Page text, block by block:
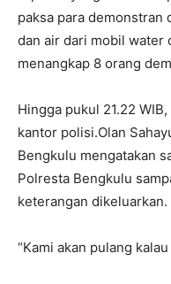
paksa para demonstran
dan air dari mobil water
menangkap 8 orang
Hingga pukul 21.22
kantor polisi.Olan
Bengkulu mengatakan
Polresta Bengkulu
keterangan dikeluarkan.
“Kami akan pulang